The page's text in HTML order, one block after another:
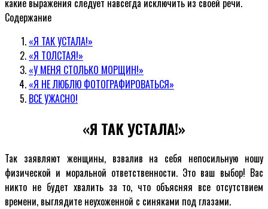
какие выражения следует навсегда исключить из своей речи.
Содержание
«Я ТАК УСТАЛА!»
«Я ТОЛСТАЯ!»
«У МЕНЯ СТОЛЬКО МОРЩИН!»
«Я НЕ ЛЮБЛЮ ФОТОГРАФИРОВАТЬСЯ»
ВСЕ УЖАСНО!
«Я ТАК УСТАЛА!»
Так заявляют женщины, взвалив на себя непосильную ношу
физической и моральной ответственности. Это ваш выбор! Вас
никто не будет хвалить за то, что объясняя все отсутствием
времени, выглядите неухоженной с синяками под глазами.